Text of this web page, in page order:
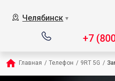
Челябинск ▼
+7
Главная / Телефон / 9RT 5G /